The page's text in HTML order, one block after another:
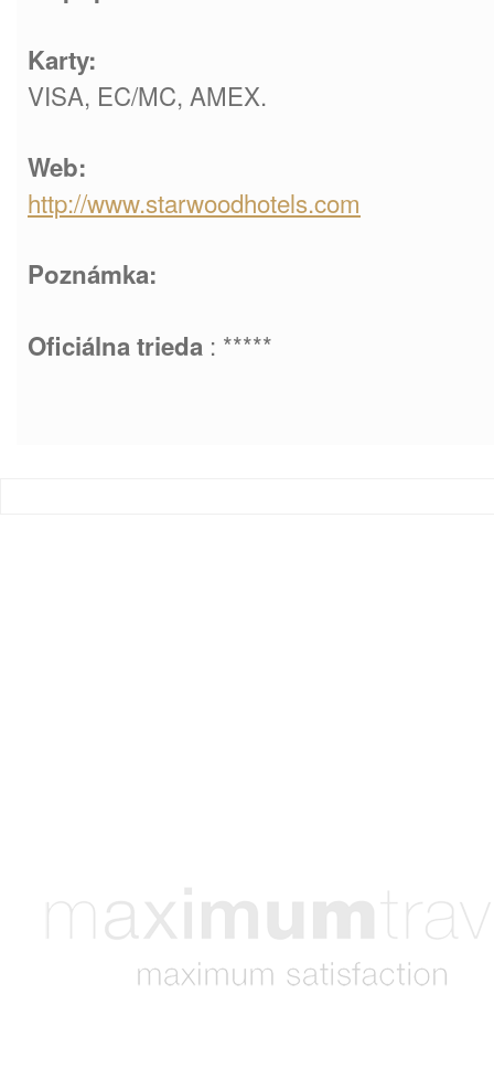
Karty:
VISA, EC/MC, AMEX.
Web:
http://www.starwoodhotels.com
Poznámka:
Oficiálna trieda : *****